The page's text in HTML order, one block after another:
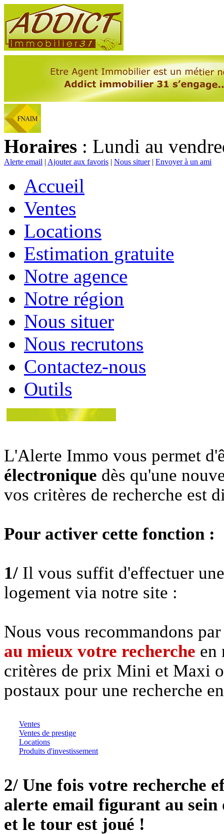
Horaires : Lundi au
Alerte email | Ajouter aux favoris | Nous situer| Envoyer à un ami
Accueil
Ventes
Locations
Estimation gratuite
Notre agence
Notre région
Nous situer
Nous recrutons
Contactez-nous
Outils
L'Alerte Immo vous permet
électronique dès qu'une
vos critères de recherche est
Pour activer cette fonction :
1/ Il vous suffit d'effectuer
logement via notre site :
Nous vous recommandons
au mieux votre recherche en
critères de prix Mini et Maxi
postaux pour une recherche
Ventes
Ventes de prestige
Locations
Produits d'investissement
2/ Une fois votre recherche
alerte email figurant au sein
et le tour est joué !